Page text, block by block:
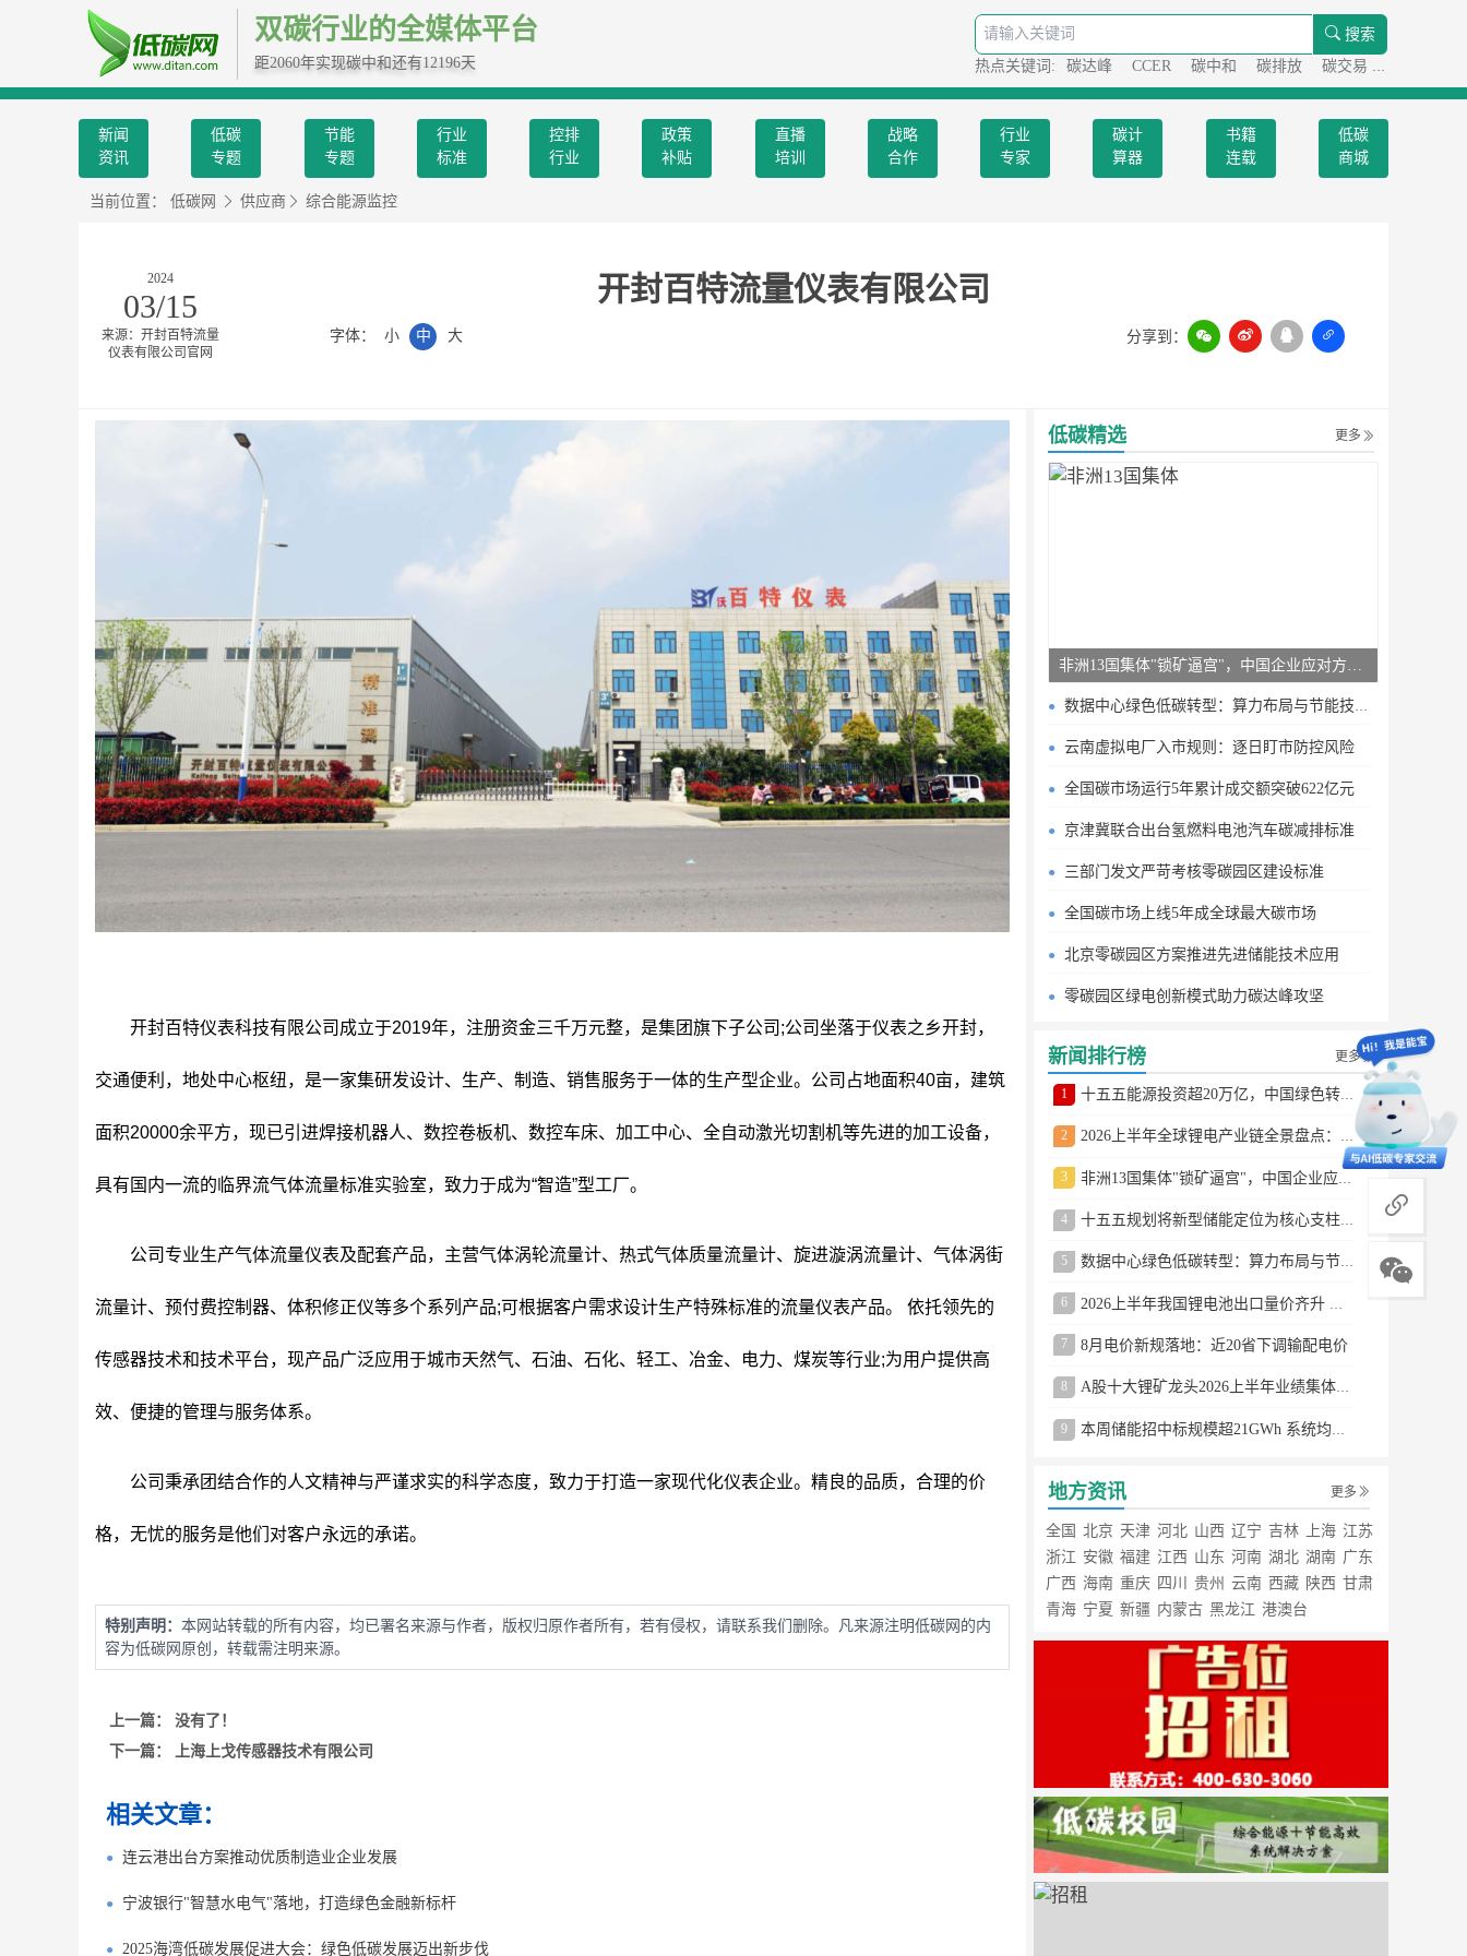
双碳行业的全媒体平台
距2060年实现碳中和还有12196天
搜索
热点关键词:
碳达峰 CCER 碳中和 碳排放 碳交易
新闻
资讯
低碳
专题
节能
专题
行业
标准
控排
行业
政策
补贴
直播
培训
战略
合作
行业
专家
碳计
算器
书籍
连载
低碳
商城
当前位置： 低碳网 供应商 综合能源监控
2024
03/15
来源：开封百特流量
仪表有限公司官网
开封百特流量仪表有限公司
字体： 小 中 大 分享到：
开封百特仪表科技有限公司成立于2019年，注册资金三千万元整，是集团旗下子公司;公司坐落于仪表之乡开封，
交通便利，地处中心枢纽，是一家集研发设计、生产、制造、销售服务于一体的生产型企业。公司占地面积40亩，建筑
面积20000余平方，现已引进焊接机器人、数控卷板机、数控车床、加工中心、全自动激光切割机等先进的加工设备，
具有国内一流的临界流气体流量标准实验室，致力于成为“智造”型工厂。
公司专业生产气体流量仪表及配套产品，主营气体涡轮流量计、热式气体质量流量计、旋进漩涡流量计、气体涡街
流量计、预付费控制器、体积修正仪等多个系列产品;可根据客户需求设计生产特殊标准的流量仪表产品。 依托领先的
传感器技术和技术平台，现产品广泛应用于城市天然气、石油、石化、轻工、冶金、电力、煤炭等行业;为用户提供高
效、便捷的管理与服务体系。
公司秉承团结合作的人文精神与严谨求实的科学态度，致力于打造一家现代化仪表企业。精良的品质，合理的价
格，无忧的服务是他们对客户永远的承诺。
特别声明： 本网站转载的所有内容，均已署名来源与作者，版权归原作者所有，若有侵权，请联系我们删除。凡来源注明低碳网的内
容为低碳网原创，转载需注明来源。
上一篇： 没有了！
下一篇：
上海上戈传感器技术有限公司
相关文章：
连云港出台方案推动优质制造业企业发展
宁波银行"智慧水电气"落地，打造绿色金融新标杆
2025海湾低碳发展促进大会：绿色低碳发展迈出新步伐
低碳精选 更多
非洲13国集体"锁矿逼宫"，中国企业应对方案曝光
数据中心绿色低碳转型：算力布局与节能技术突破
云南虚拟电厂入市规则：逐日盯市防控风险
全国碳市场运行5年累计成交额突破622亿元
京津冀联合出台氢燃料电池汽车碳减排标准
三部门发文严苛考核零碳园区建设标准
全国碳市场上线5年成全球最大碳市场
北京零碳园区方案推进先进储能技术应用
零碳园区绿电创新模式助力碳达峰攻坚
新闻排行榜 更多
1 十五五能源投资超20万亿，中国绿色转型提速
2 2026上半年全球锂电产业链全景盘点：储能爆发、整车出口高增、材料供需分化
3
4 十五五规划将新型储能定位为核心支柱产业
5 数据中心绿色低碳转型：算力布局与节能技术突破
6
7 8月电价新规落地：近20省下调输配电价
8 A股十大锂矿龙头2026上半年业绩集体大涨
9 本周储能招中标规模超21GWh 系统均价0.79元/Wh
地方资讯 更多
全国 北京 天津 河北 山西 辽宁 吉林 上海 江苏
浙江 安徽 福建 江西 山东 河南 湖北 湖南 广东
广西 海南 重庆 四川 贵州 云南 西藏 陕西 甘肃
青海 宁夏 新疆 内蒙古 黑龙江 港澳台